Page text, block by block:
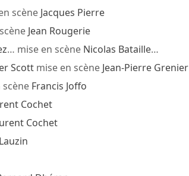
scène Jacques Pierre
Jean Rougerie
… mise en scène Nicolas Bataille…
Scottmise en scène Jean-Pierre Grenier
Francis Joffo
Cochet
Cochet